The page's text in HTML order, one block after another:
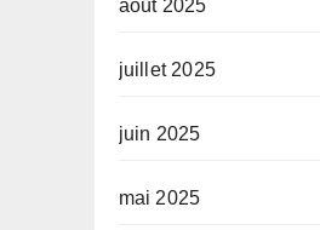
août 2025
juillet 2025
juin 2025
mai 2025